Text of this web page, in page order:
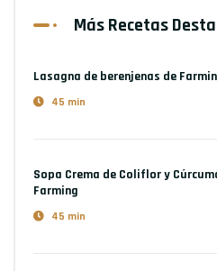
Más Recetas
Lasagna de berenjenas de
45 min
Sopa Crema de Coliflor y
Farming
45 min